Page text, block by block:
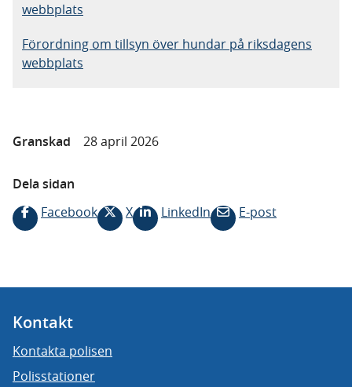
webbplats
Förordning om tillsyn över hundar på riksdagens
webbplats
Granskad 28 april 2026
Dela sidan
Facebook
X LinkedIn E-post
Kontakt
Kontakta polisen
Polisstationer